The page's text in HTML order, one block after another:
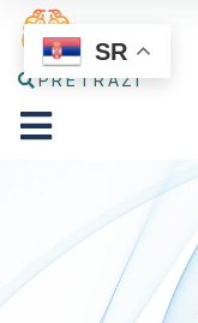
PRETRAŽI
SR